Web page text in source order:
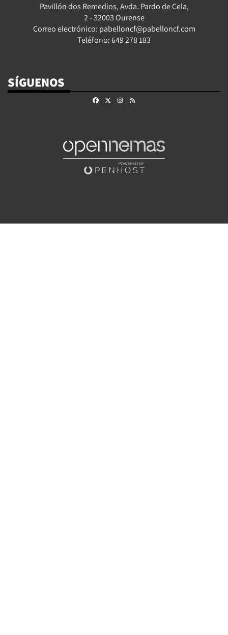
Pavillón dos Remedios, Avda. Pardo de Cela,
2 - 32003 Ourense
Correo electrónico: pabelloncf@pabelloncf.com
Teléfono: 649 278 183
SÍGUENOS
FacebookInstagram